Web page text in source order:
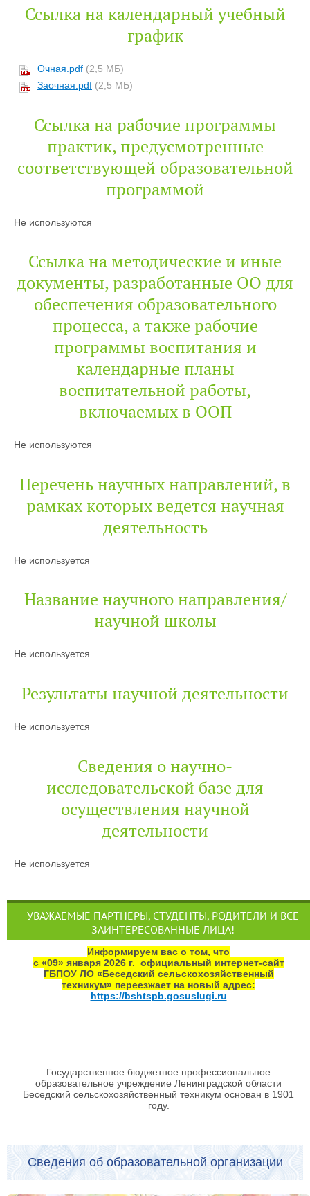
Ссылка на календарный учебный
график
Очная.pdf (2,5 МБ)
Заочная.pdf (2,5 МБ)
Ссылка на рабочие программы
практик, предусмотренные
соответствующей образовательной
программой
Не используются
Ссылка на методические и иные
документы, разработанные ОО для
обеспечения образовательного
процесса, а также рабочие
программы воспитания и
календарные планы
воспитательной работы,
включаемых в ООП
Не используются
Перечень научных направлений, в
рамках которых ведется научная
деятельность
Не используется
Название научного направления/
научной школы
Не используется
Результаты научной деятельности
Не используется
Сведения о научно-
исследовательской базе для
осуществления научной
деятельности
Не используется
УВАЖАЕМЫЕ ПАРТНЁРЫ, СТУДЕНТЫ, РОДИТЕЛИ И ВСЕ
ЗАИНТЕРЕСОВАННЫЕ ЛИЦА!
Информируем вас о том, что
с «09» января 2026 г. официальный интернет‑сайт
ГБПОУ ЛО «Беседский сельскохозяйственный
техникум» переезжает на новый адрес:
https://bshtspb.gosuslugi.ru
Государственное бюджетное профессиональное
образовательное учреждение Ленинградской области
Беседский сельскохозяйственный техникум основан в 1901
году.
Сведения об образовательной организации